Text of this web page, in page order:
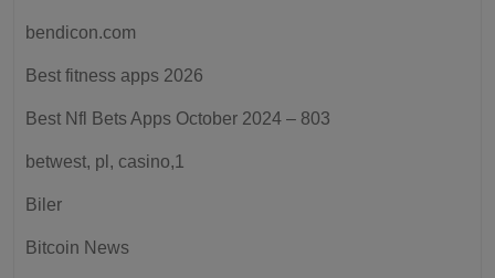
bendicon.com
Best fitness apps 2026
Best Nfl Bets Apps October 2024 – 803
betwest, pl, casino,1
Biler
Bitcoin News